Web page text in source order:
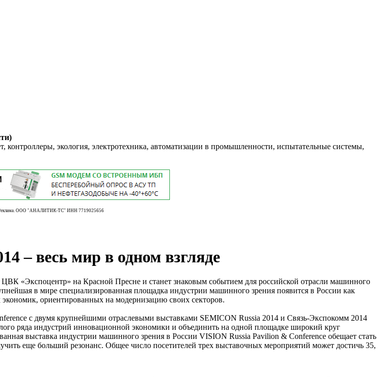
экология, электротехника, автоматизации в промышленности, испытательные системы,
ООО "АНАЛИТИК-ТС" ИНН 7719025656
– весь мир в одном взгляде
«Экспоцентр» на Красной Пресне и станет знаковым событием для российской отрасли машинного
в мире специализированная площадка индустрии машинного зрения появится в России как
ориентированных на модернизацию своих секторов.
с двумя крупнейшими отраслевыми выставками SEMICON Russia 2014 и Связь-Экспокомм 2014
ряда индустрий инновационной экономики и объединить на одной площадке широкий круг
выставка индустрии машинного зрения в России VISION Russia Pavilion & Conference обещает стать
еще больший резонанс. Общее число посетителей трех выставочных мероприятий может достичь 35,